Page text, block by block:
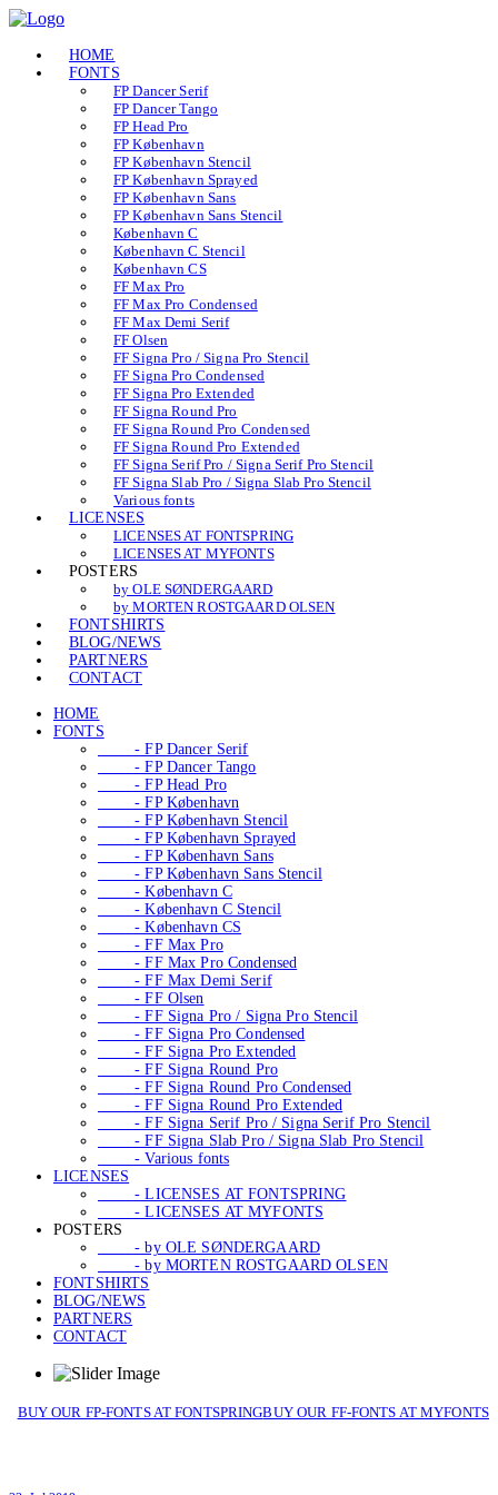
HOME
FONTS
FP Dancer Serif
FP Dancer Tango
FP Head Pro
FP København
FP København Stencil
FP København Sprayed
FP København Sans
FP København Sans Stencil
København C
København C Stencil
København CS
FF Max Pro
FF Max Pro Condensed
FF Max Demi Serif
FF Olsen
FF Signa Pro / Signa Pro Stencil
FF Signa Pro Condensed
FF Signa Pro Extended
FF Signa Round Pro
FF Signa Round Pro Condensed
FF Signa Round Pro Extended
FF Signa Serif Pro / Signa Serif Pro Stencil
FF Signa Slab Pro / Signa Slab Pro Stencil
Various fonts
LICENSES
LICENSES AT FONTSPRING
LICENSES AT MYFONTS
POSTERS
by OLE SØNDERGAARD
by MORTEN ROSTGAARD OLSEN
FONTSHIRTS
BLOG/NEWS
PARTNERS
CONTACT
HOME
FONTS
- FP Dancer Serif
- FP Dancer Tango
- FP Head Pro
- FP København
- FP København Stencil
- FP København Sprayed
- FP København Sans
- FP København Sans Stencil
- København C
- København C Stencil
- København CS
- FF Max Pro
- FF Max Pro Condensed
- FF Max Demi Serif
- FF Olsen
- FF Signa Pro / Signa Pro Stencil
- FF Signa Pro Condensed
- FF Signa Pro Extended
- FF Signa Round Pro
- FF Signa Round Pro Condensed
- FF Signa Round Pro Extended
- FF Signa Serif Pro / Signa Serif Pro Stencil
- FF Signa Slab Pro / Signa Slab Pro Stencil
- Various fonts
LICENSES
- LICENSES AT FONTSPRING
- LICENSES AT MYFONTS
POSTERS
- by OLE SØNDERGAARD
- by MORTEN ROSTGAARD OLSEN
FONTSHIRTS
BLOG/NEWS
PARTNERS
CONTACT
BUY OUR FP-FONTS AT FONTSPRINGBUY OUR FF-FONTS AT MYFONTS